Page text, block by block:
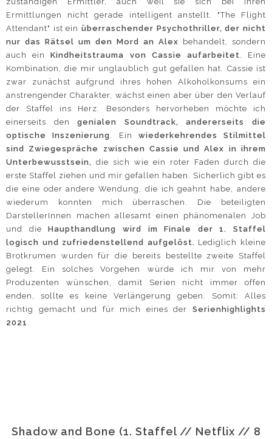
Ermittlungen nicht gerade intelligent anstellt. "The Flight
Attendant" ist ein überraschender Psychothriller, der nicht
nur das Rätsel um den Mord an Alex behandelt, sondern
auch einKindheitstrauma von Cassie aufarbeitet . Eine
Kombination, die mir unglaublich gut gefallen hat. Cassie ist
zwar zunächst aufgrund ihres hohen Alkoholkonsums ein
anstrengender Charakter, wächst einen aber über den Verlauf
der Staffel ins Herz. Besonders hervorheben möchte ich
einerseits dengenialen Soundtrack, andererseits die
optische Inszenierung . Ein wiederkehrendes Stilmittel
sind Zwiegespräche zwischen Cassie und Alex in ihrem
Unterbewusstsein, die sich wie ein roter Faden durch die
erste Staffel ziehen und mir gefallen haben. Sicherlich gibt es
die eine oder andere Wendung, die ich geahnt habe, andere
wiederum konnten mich überraschen. Die beteiligten
DarstellerInnen machen allesamt einen phänomenalen Job
und dieHaupthandlung wird im Finale der 1. Staffel
logisch und zufriedenstellend aufgelöst. Lediglich kleine
Brotkrumen wurden für die bereits bestellte zweite Staffel
gelegt. Ein solches Vorgehen würde ich mir von mehr
Produzenten wünschen, damit Serien nicht immer offen
enden, sollte es keine Verlängerung geben. Somit: Alles
richtig gemacht und für mich eines der Serienhighlights
2021
Shadow and Bone (1. Staffel // Netflix // 8